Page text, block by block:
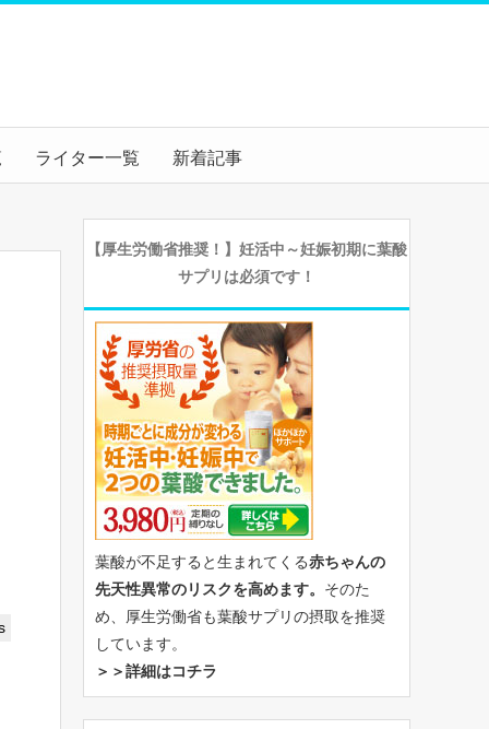
ライター一覧 新着記事
【厚生労働省推奨！】妊活中～妊娠初期に葉酸
サプリは必須です！
葉酸が不足すると生まれてくる赤ちゃんの
先天性異常のリスクを高めます。 そのた
め、厚生労働省も葉酸サプリの摂取を推奨
しています。
＞＞詳細はコチラ